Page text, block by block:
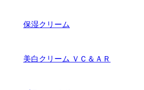
保湿クリーム
美白クリーム ＶＣ＆ＡＲ